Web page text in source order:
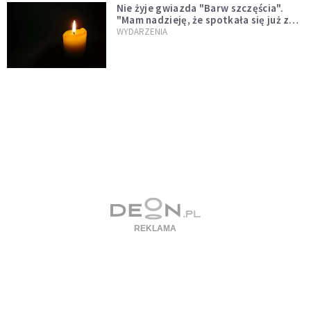
Nie żyje gwiazda "Barw szczęścia".
"Mam nadzieję, że spotkała się już z
Bogiem, którego tak bardzo kochała"
WYDARZENIA